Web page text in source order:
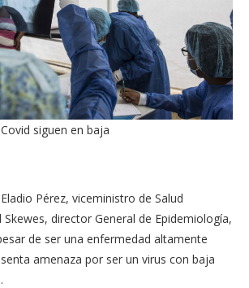
siguen en baja
Pérez, viceministro de Salud
Skewes, director General de Epidemiología,
de ser una enfermedad altamente
amenaza por ser un virus con baja